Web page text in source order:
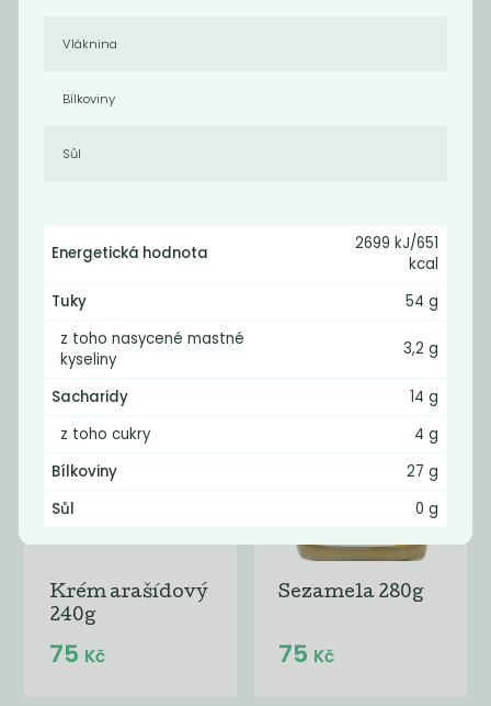
krém 220g
169
Krém mandlový
Novinka
Krém arašídový
240g
75 Kč
Sezamela 280g
75 Kč
Vláknina
Bílkoviny
Sůl
Energetická hodnota
2699 kJ/651
kcal
Tuky
54 g
z toho nasycené mastné
kyseliny
3,2 g
Sacharidy
14 g
z toho cukry
4 g
Bílkoviny
27 g
Sůl
0 g